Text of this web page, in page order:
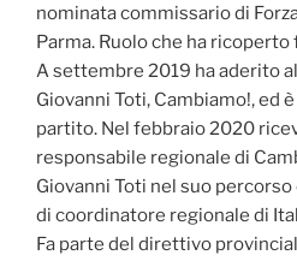
nominata commissario di
Parma. Ruolo che ha ricoperto
A settembre 2019 ha aderito
Giovanni Toti, Cambiamo!, ed
partito. Nel febbraio 2020
responsabile regionale di
Giovanni Toti nel suo
di coordinatore regionale di
Fa parte del direttivo